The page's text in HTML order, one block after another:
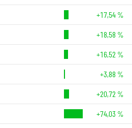
+17,54 %
+18,58 %
+16,52 %
+3,88 %
+20,72 %
+74,03 %